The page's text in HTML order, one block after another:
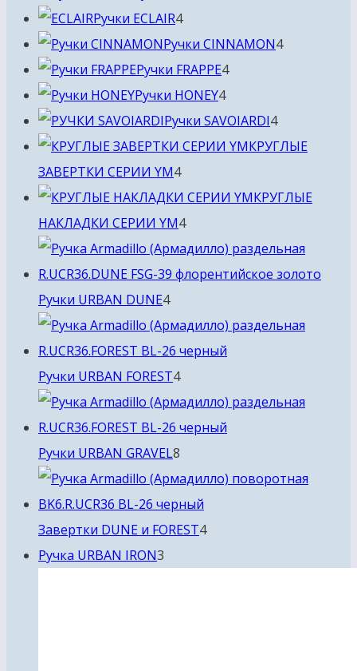
Ручки ECLAIR44
товара
Ручки CINNAMON44
Ручки FRAPPE44
Ручки HONEY44
товара
Ручки SAVOIARDI44
товара
КРУГЛЫЕ
ЗАВЕРТКИ СЕРИИ YM44
товара
КРУГЛЫЕ
НАКЛАДКИ СЕРИИ YM44
товара
Ручки URBAN DUNE44
товара
Ручки URBAN FOREST44
товара
Ручки URBAN GRAVEL8
товаров
Завертки DUNE и FOREST44
Ручка URBAN IRON3